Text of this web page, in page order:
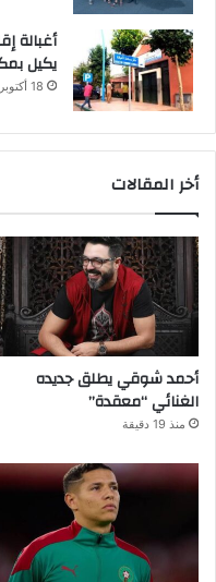
أغبالة
يكيل
18 أكتوبر 2023
أخر المقالات
أحمد شوقي يطلق جديده
الغنائي “معقدة”
منذ 19 دقيقة